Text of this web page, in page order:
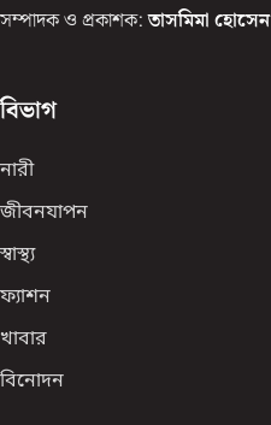
সম্পাদক ও প্রকাশক: তাসমিমা হোসেন
বিভাগ
নারী
জীবনযাপন
স্বাস্থ্য
ফ্যাশন
খাবার
বিনোদন